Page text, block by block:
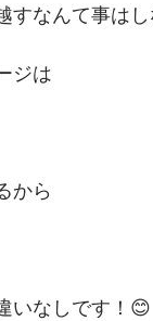
なんて事はし
ジは
から
いなしです！😊